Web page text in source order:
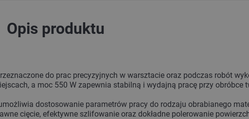
Opis produktu
do prac precyzyjnych w warsztacie oraz podczas robót
a moc 550 W zapewnia stabilną i wydajną pracę przy obróbce
dostosowanie parametrów pracy do rodzaju obrabianego
cięcie, efektywne szlifowanie oraz dokładne polerowanie